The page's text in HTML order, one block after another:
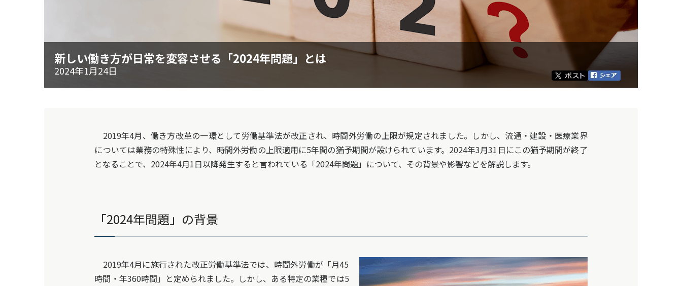
新しい働き方が日常を変容させる「2024年問題」とは
2024年1月24日
2019年4月、働き方改革の一環として労働基準法が改正され、時間外労働の上限が規定されました。しかし、流通・建設・医療業界
については業務の特殊性により、時間外労働の上限適用に5年間の猶予期間が設けられています。2024年3月31日にこの猶予期間が終了
となることで、2024年4月1日以降発生すると言われている「2024年問題」について、その背景や影響などを解説します。
「2024年問題」の背景
2019年4月に施行された改正労働基準法では、時間外労働が「月45
時間・年360時間」と定められました。しかし、ある特定の業種では5